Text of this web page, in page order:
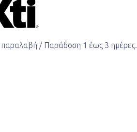
/ Παράδoση 1 έως 3 ημέρες.